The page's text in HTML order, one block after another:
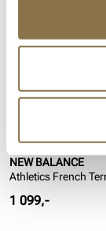
NEW BALANCE
Athletics French
Pris
1 099,-